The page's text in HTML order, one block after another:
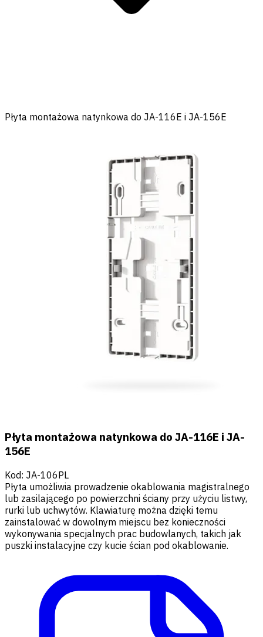
Płyta montażowa natynkowa do JA-116E i JA-156E
Płyta montażowa natynkowa do JA-116E i JA-
156E
Kod: JA-106PL
Płyta umożliwia prowadzenie okablowania magistralnego
lub zasilającego po powierzchni ściany przy użyciu listwy,
rurki lub uchwytów. Klawiaturę można dzięki temu
zainstalować w dowolnym miejscu bez konieczności
wykonywania specjalnych prac budowlanych, takich jak
puszki instalacyjne czy kucie ścian pod okablowanie.